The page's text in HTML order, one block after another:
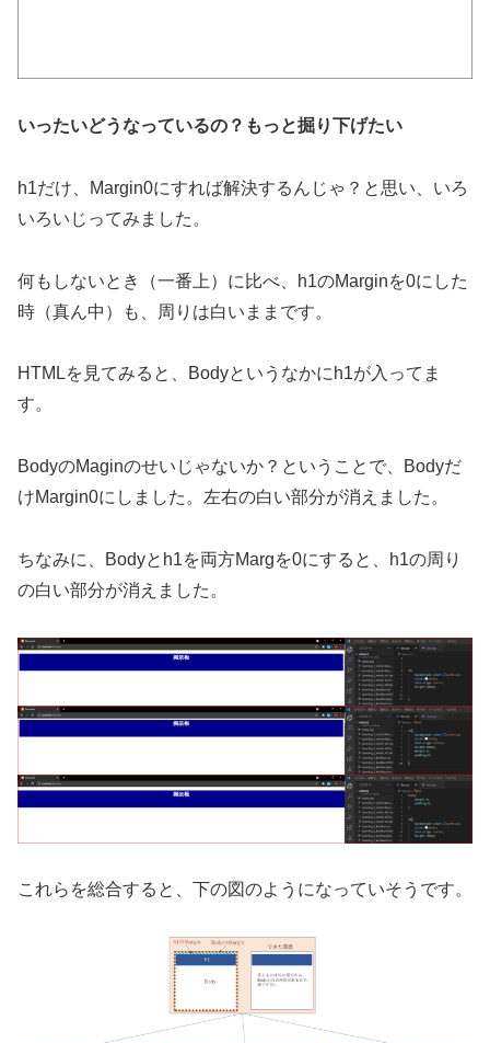
いったいどうなっているの？もっと掘り下げたい
h1だけ、Margin0にすれば解決するんじゃ？と思い、いろ
いろいじってみました。
何もしないとき（一番上）に比べ、h1のMarginを0にした
時（真ん中）も、周りは白いままです。
HTMLを見てみると、Bodyというなかにh1が入ってま
す。
BodyのMaginのせいじゃないか？ということで、Bodyだ
けMargin0にしました。左右の白い部分が消えました。
ちなみに、Bodyとh1を両方Margを0にすると、h1の周り
の白い部分が消えました。
これらを総合すると、下の図のようになっていそうです。